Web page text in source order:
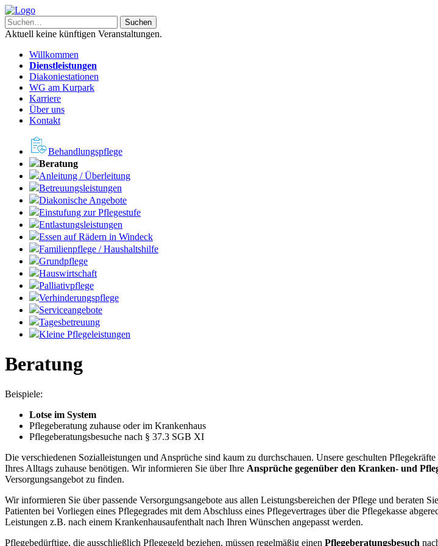
Aktuell keine künftigen Veranstaltungen.
Willkommen
Dienstleistungen
Diakoniestationen
WG am Kurpark
Karriere
Über uns
Kontakt
Behandlungspflege
Beratung
Anleitung / Überleitung
Betreuungsleistungen
Diakonische Angebote
Einstufung zur Pflegestufe
Entlastungsleistungen
Essen auf Rädern in Windeck
Familienpflege / Haushaltshilfe
Grundpflege
Hauswirtschaft
Palliativpflege
Verhinderungspflege
Serviceangebote
Tagesbetreuung
Kleine Pflegeleistungen
Beratung
Beispiele:
Lotse im System
Pflegeberatung zuhause oder im Krankenhaus
Pflegeberatungsbesuche nach § 37.3 SGB XI
Die verschiedenen Sozialleistungen und Ansprüche sind kaum zu durchschauen. Unsere geschulten
Ihres Alltags zuhause benötigen. Wir informieren Sie über Ihre Ansprüche gegenüber den Kranken- und
Versorgungsangebot zu finden.
Wir informieren Sie über passende Versorgungsangebote aus allen Leistungsbereichen der Pflege und
Patienten bei Vorliegen eines Pflegegrades mit dem Abschluss eines Pflegevertrages über die Pflegekasse
Leistungen z.B. nach einem Krankenhausaufenthalt nach Ihren Wünschen angepasst werden.
Pflegebedürftige, die ausschließlich Pflegegeld beziehen, müssen regelmäßig einen Pflegeberatungsbesuch